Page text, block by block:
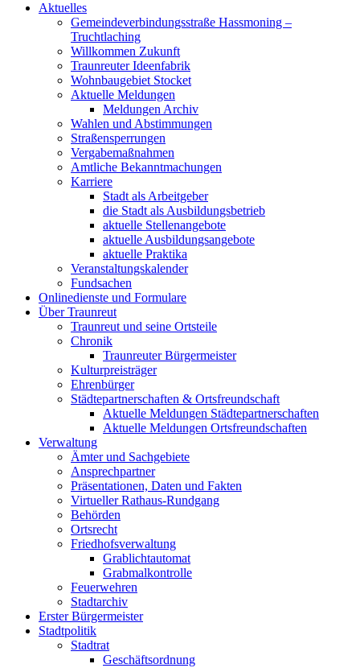
Aktuelles
Gemeindeverbindungsstraße Hassmoning –
Truchtlaching
Willkommen Zukunft
Traunreuter Ideenfabrik
Wohnbaugebiet Stocket
Aktuelle Meldungen
Meldungen Archiv
Wahlen und Abstimmungen
Straßensperrungen
Vergabemaßnahmen
Amtliche Bekanntmachungen
Karriere
Stadt als Arbeitgeber
die Stadt als Ausbildungsbetrieb
aktuelle Stellenangebote
aktuelle Ausbildungsangebote
aktuelle Praktika
Veranstaltungskalender
Fundsachen
Onlinedienste und Formulare
Über Traunreut
Traunreut und seine Ortsteile
Chronik
Traunreuter Bürgermeister
Kulturpreisträger
Ehrenbürger
Städtepartnerschaften & Ortsfreundschaft
Aktuelle Meldungen Städtepartnerschaften
Aktuelle Meldungen Ortsfreundschaften
Verwaltung
Ämter und Sachgebiete
Ansprechpartner
Präsentationen, Daten und Fakten
Virtueller Rathaus-Rundgang
Behörden
Ortsrecht
Friedhofsverwaltung
Grablichtautomat
Grabmalkontrolle
Feuerwehren
Stadtarchiv
Erster Bürgermeister
Stadtpolitik
Stadtrat
Geschäftsordnung